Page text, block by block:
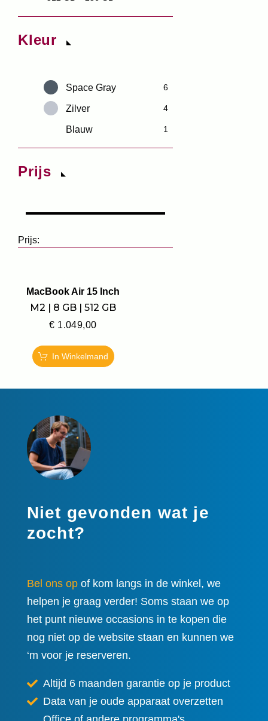
Kleur
Space Gray 6
Zilver 4
Blauw 1
Prijs
Prijs:
MacBook Air 15 Inch
M2 | 8 GB | 512 GB
€ 1.049,00
In Winkelmand
Niet gevonden wat je
zocht?
Bel ons opof kom langs in de winkel, we
helpen je graag verder! Soms staan we op
het punt nieuwe occasions in te kopen die
nog niet op de website staan en kunnen we
‘m voor je reserveren.
Altijd 6 maanden garantie op je product
Data van je oude apparaat overzetten